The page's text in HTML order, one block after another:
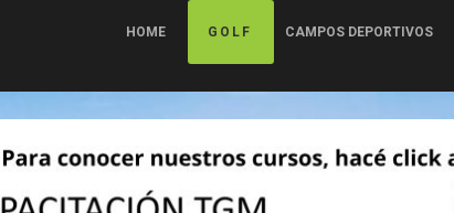
HOME GOLF CAMPOS DEPORTIVOS